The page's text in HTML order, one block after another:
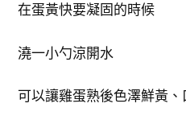
在蛋黃快要凝固的時候
澆一小勺涼開水
可以讓雞蛋熟後色澤鮮黃